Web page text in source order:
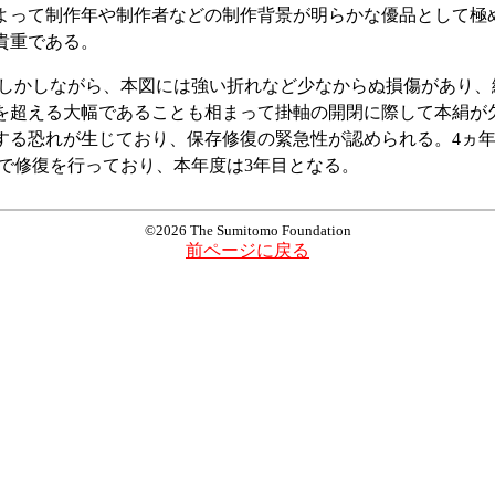
って制作年や制作者などの制作背景が明らかな優品として極
重である。
しながら、本図には強い折れなど少なからぬ損傷があり、
超える大幅であることも相まって掛軸の開閉に際して本絹が
る恐れが生じており、保存修復の緊急性が認められる。4ヵ
修復を行っており、本年度は3年目となる。
©2026 The Sumitomo Foundation
前ページに戻る